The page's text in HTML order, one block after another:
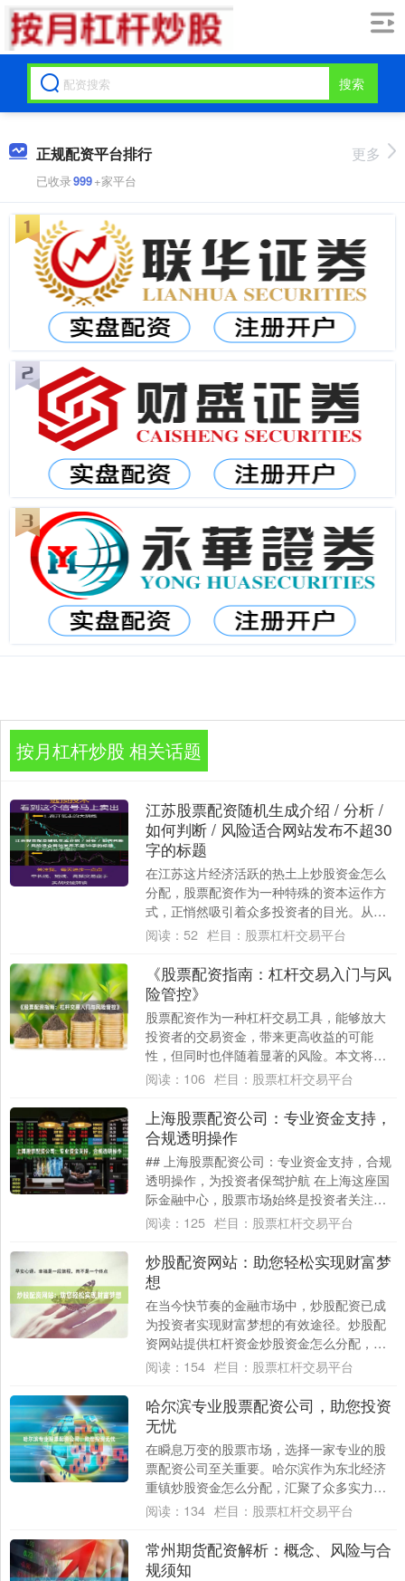
搜索
正规配资平台排行
已收录999+家平台
更多
按月杠杆炒股 相关话题
江苏股票配资随机生成介绍 / 分析 /
如何判断 / 风险适合网站发布不超30
字的标题
在江苏这片经济活跃的热土上炒股资金怎么
分配，股票配资作为一种特殊的资本运作方
式，正悄然吸引着众多投资者的目光。从南
京的金融街区到苏州的工业园区，从无锡的
阅读： 52 栏目： 股票杠杆交易平台
《股票配资指南：杠杆交易入门与风
险管控》
股票配资作为一种杠杆交易工具，能够放大
投资者的交易资金，带来更高收益的可能
性，但同时也伴随着显著的风险。本文将为
您介绍杠杆交易的基本概念，并提供有效的
阅读： 106 栏目： 股票杠杆交易平台
上海股票配资公司：专业资金支持，
合规透明操作
## 上海股票配资公司：专业资金支持，合规
透明操作，为投资者保驾护航 在上海这座国
际金融中心，股票市场始终是投资者关注的
焦点。随着市场波动加剧和投资机会的增
阅读： 125 栏目： 股票杠杆交易平台
炒股配资网站：助您轻松实现财富梦
想
在当今快节奏的金融市场中，炒股配资已成
为投资者实现财富梦想的有效途径。炒股配
资网站提供杠杆资金炒股资金怎么分配，让
投资者能够放大投资规模，从而获得更高的
阅读： 154 栏目： 股票杠杆交易平台
哈尔滨专业股票配资公司，助您投资
无忧
在瞬息万变的股票市场，选择一家专业的股
票配资公司至关重要。哈尔滨作为东北经济
重镇炒股资金怎么分配，汇聚了众多实力雄
厚的配资公司。 我们推荐的哈尔滨专业股票
阅读： 134 栏目： 股票杠杆交易平台
常州期货配资解析：概念、风险与合
规须知